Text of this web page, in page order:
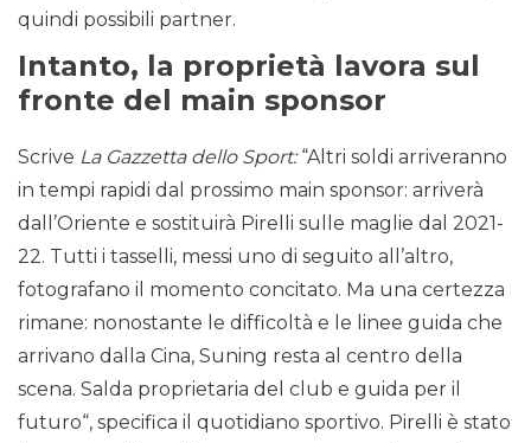
quindi possibili partner.
Intanto, la proprietà lavora sul
fronte del main sponsor
Scrive La Gazzetta dello Sport:“Altri soldi arriveranno
in tempi rapidi dal prossimo main sponsor: arriverà
dall’Oriente e sostituirà Pirelli sulle maglie dal 2021-
22. Tutti i tasselli, messi uno di seguito all’altro,
fotografano il momento concitato. Ma una certezza
rimane: nonostante le difficoltà e le linee guida che
arrivano dalla Cina, Suning resta al centro della
scena. Salda proprietaria del club e guida per il
futuro“, specifica il quotidiano sportivo. Pirelli è stato